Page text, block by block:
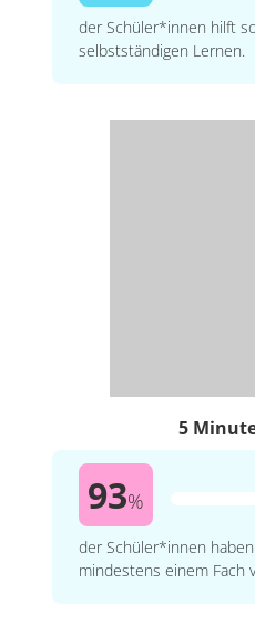
der Schüler*innen hilft
selbstständigen Lernen.
5
93%
der Schüler*innen
mindestens einem Fach